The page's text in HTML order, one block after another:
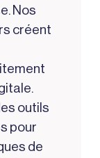
Nos
créent
outils
pour
de